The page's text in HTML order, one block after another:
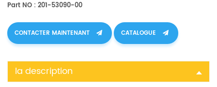
Part NO : 201-53090-00
CONTACTER MAINTENANT CATALOGUE
la description